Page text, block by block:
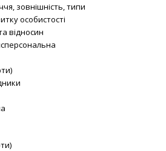
зовнішність, типи
особистості
відносин